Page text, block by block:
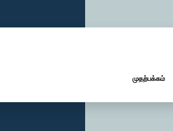
முதற்பக்கம்